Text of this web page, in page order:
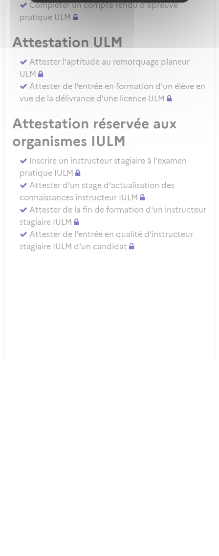
Compléter un compte rendu d'épreuve
pratique ULM
Attestation ULM
Attester l'aptitude au remorquage planeur
ULM
Attester de l'entrée en formation d'un élève en
vue de la délivrance d'une licence ULM
Attestation réservée aux
organismes IULM
Inscrire un instructeur stagiaire à l'examen
pratique IULM
Attester d'un stage d'actualisation des
connaissances instructeur IULM
Attester de la fin de formation d'un instructeur
stagiaire IULM
Attester de l'entrée en qualité d’instructeur
stagiaire IULM d’un candidat